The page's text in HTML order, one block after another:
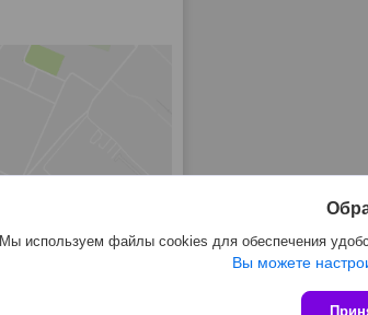
Сайт
Мы используем файлы cookies для обеспечения
Вы можете